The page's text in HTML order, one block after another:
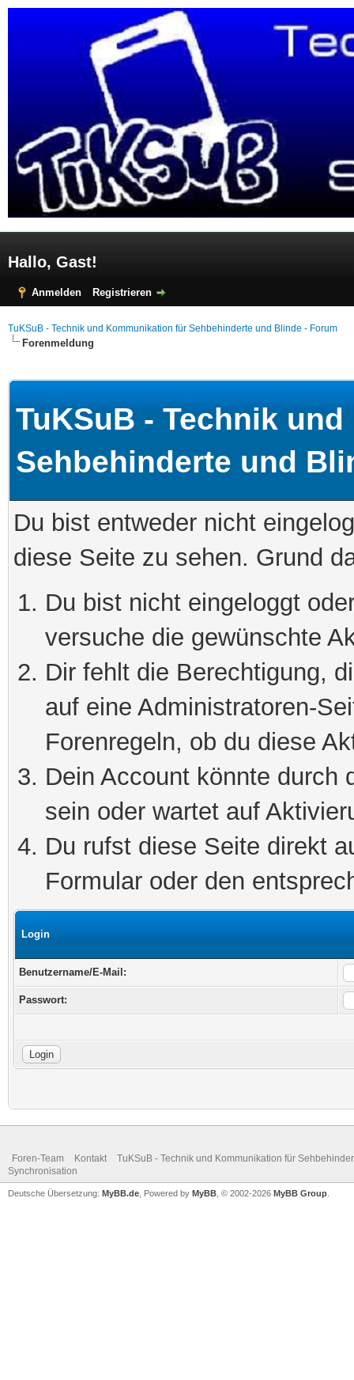
Hallo, Gast!
Anmelden Registrieren
TuKSuB - Technik und Kommunikation für Sehbehinderte und Blinde - Forum
Forenmeldung
TuKSuB - Technik
Sehbehinderte und
Du bist entweder nicht
diese Seite zu sehen. Grund
Du bist nicht eingeloggt
versuche die gewünschte
Dir fehlt die Berechtigung,
auf eine Administratoren-
Forenregeln, ob du diese
Dein Account könnte durch
sein oder wartet auf
Du rufst diese Seite direkt
Formular oder den
Login
Benutzername/E-Mail:
Passwort:
Foren-Team Kontakt
TuKSuB - Technik und Kommunikation für
Synchronisation
Deutsche Übersetzung: MyBB.de , Powered by MyBB , © 2002-2026 MyBB Group